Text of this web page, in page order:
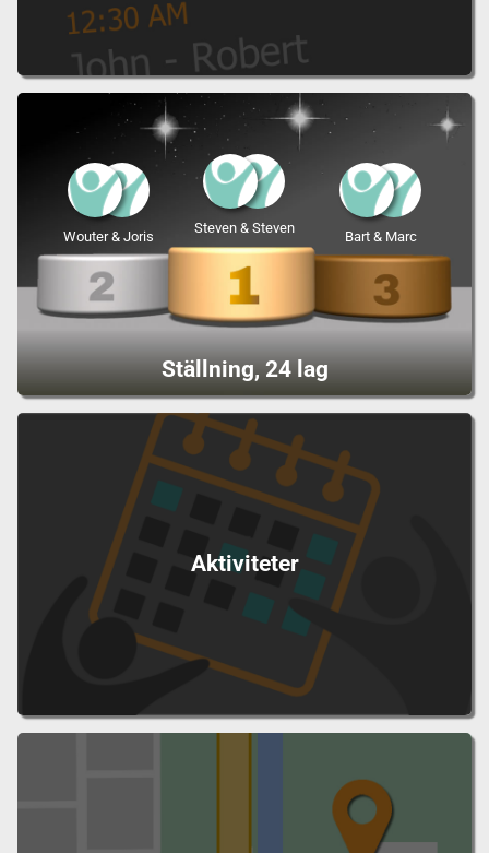
Ställning, 24 lag
Steven & Steven
Wouter & Joris Bart & Marc
Aktiviteter